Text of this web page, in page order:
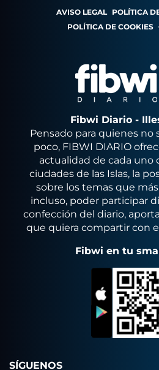
AVISO LEGAL POLÍTICA
POLÍTICA DE COOKIES
Fibwi Diario -
Pensado para quienes no
poco, FIBWI DIARIO
actualidad de cada uno
ciudades de las Islas, la
sobre los temas que
incluso, poder participar
confección del diario,
que quiera compartir con
Fibwi en tu
SÍGUENOS